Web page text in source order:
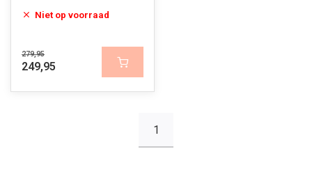
Niet op voorraad
279,95
249,95
1